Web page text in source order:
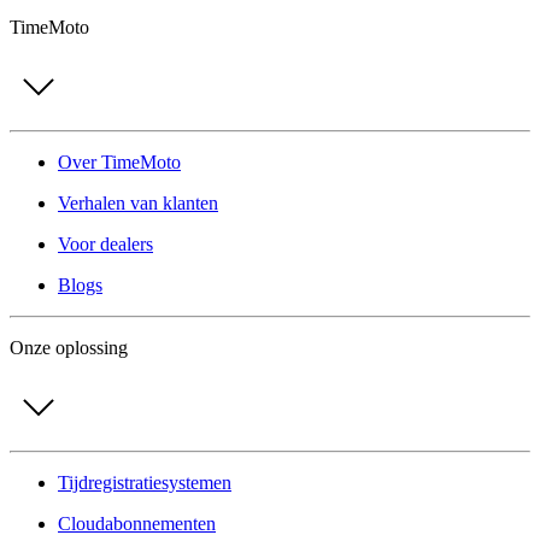
TimeMoto
Over TimeMoto
Verhalen van klanten
Voor dealers
Blogs
Onze oplossing
Tijdregistratiesystemen
Cloudabonnementen